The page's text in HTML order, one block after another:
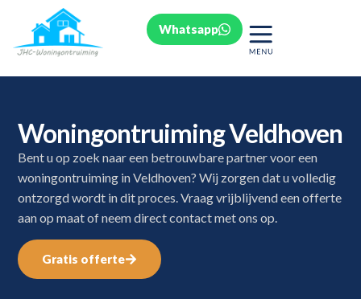
Whatsapp
Woningontruiming Veldhoven
Bent u op zoek naar een betrouwbare partner voor een
woningontruiming in Veldhoven? Wij zorgen dat u volledig
ontzorgd wordt in dit proces. Vraag vrijblijvend een offerte
aan op maat of neem direct contact met ons op.
Gratis offerte